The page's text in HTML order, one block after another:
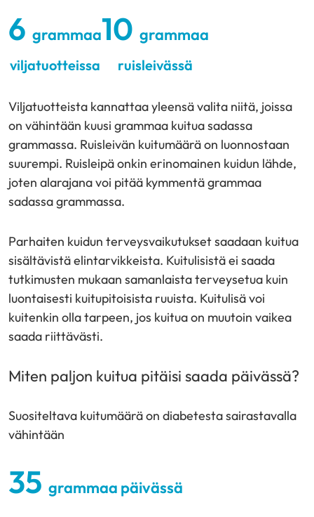
6 grammaa
viljatuotteissa
10 grammaa
ruisleivässä
Viljatuotteista kannattaa yleensä valita niitä, joissa
on vähintään kuusi grammaa kuitua sadassa
grammassa. Ruisleivän kuitumäärä on luonnostaan
suurempi. Ruisleipä onkin erinomainen kuidun lähde,
joten alarajana voi pitää kymmentä grammaa
sadassa grammassa.
Parhaiten kuidun terveysvaikutukset saadaan kuitua
sisältävistä elintarvikkeista. Kuitulisistä ei saada
tutkimusten mukaan samanlaista terveysetua kuin
luontaisesti kuitupitoisista ruuista. Kuitulisä voi
kuitenkin olla tarpeen, jos kuitua on muutoin vaikea
saada riittävästi.
Miten paljon kuitua pitäisi saada päivässä?
Suositeltava kuitumäärä on diabetesta sairastavalla
vähintään
35 grammaa päivässä